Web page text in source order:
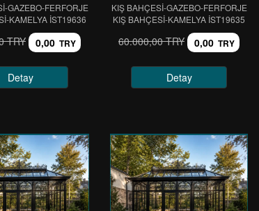
GAZEBO-FERFORJE
KAMELYA IST19636
TRY 0,00 TRY
Detay
KIŞ BAHÇESİ-GAZEBO-FERFORJE
KIŞ BAHÇESİ-KAMELYA IST19635
60.000,00 TRY 0,00 TRY
Detay